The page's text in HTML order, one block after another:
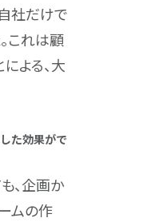
社だけで
これは顧
よる、大
た効果がで
、企画か
ムの作